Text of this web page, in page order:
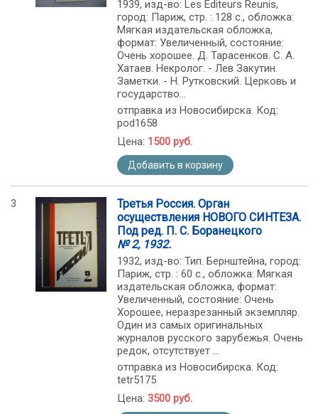
1939, изд-во: Les Editeurs Reunis,
город: Париж, стр. : 128 c., обложка:
Мягкая издательская обложка,
формат: Увеличенный, состояние:
Очень хорошее. Д. Тарасенков. С. А.
Хатаев. Некролог. - Лев Закутин.
Заметки. - Н. Рутковский. Церковь и
государство...
отправка из Новосибирска. Код:
pod1658
Цена: 1500 руб.
Добавить в корзину
3
Третья Россия. Орган
осуществления НОВОГО СИНТЕЗА.
Под ред. П. С. Боранецкого
№ 2, 1932.
1932, изд-во: Тип. Бернштейна, город:
Париж, стр. : 60 с., обложка: Мягкая
издательская обложка, формат:
Увеличенный, состояние: Очень
Хорошее, неразрезанный экземпляр.
Один из самых оригинальных
журналов русского зарубежья. Очень
редок, отсутствует ...
отправка из Новосибирска. Код:
tetr5175
Цена: 3500 руб.